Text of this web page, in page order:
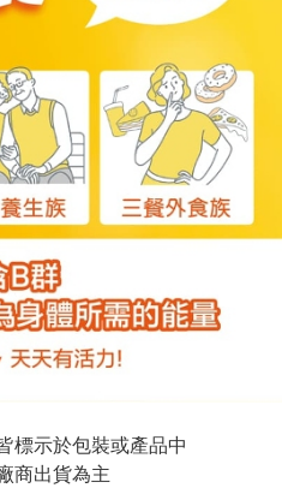
標示於包裝或產品中
商出貨為主